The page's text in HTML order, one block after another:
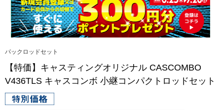
パックロッドセット
【特価】キャスティングオリジナル CASCOMBO
V436TLS キャスコンボ 小継コンパクトロッドセット